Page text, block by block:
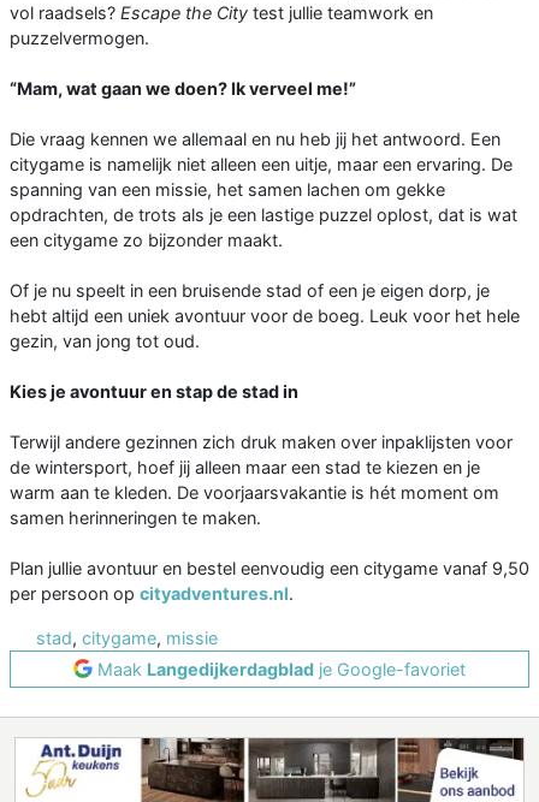
vol raadsels? Escape the City test jullie teamwork en
puzzelvermogen.
“Mam, wat gaan we doen? Ik verveel me!”
Die vraag kennen we allemaal en nu heb jij het antwoord. Een
citygame is namelijk niet alleen een uitje, maar een ervaring. De
spanning van een missie, het samen lachen om gekke
opdrachten, de trots als je een lastige puzzel oplost, dat is wat
een citygame zo bijzonder maakt.
Of je nu speelt in een bruisende stad of een je eigen dorp, je
hebt altijd een uniek avontuur voor de boeg. Leuk voor het hele
gezin, van jong tot oud.
Kies je avontuur en stap de stad in
Terwijl andere gezinnen zich druk maken over inpaklijsten voor
de wintersport, hoef jij alleen maar een stad te kiezen en je
warm aan te kleden. De voorjaarsvakantie is hét moment om
samen herinneringen te maken.
Plan jullie avontuur en bestel eenvoudig een citygame vanaf 9,50
per persoon op cityadventures.nl.
stad, citygame, missie
Maak Langedijkerdagblad je Google-favoriet